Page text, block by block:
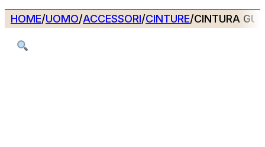
HOME/UOMO/ACCESSORI/CINTURE/CINTURA